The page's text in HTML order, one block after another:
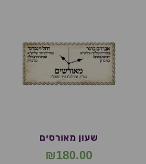
שעון מאורסים
₪180.00